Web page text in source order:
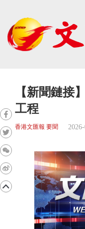
【新聞鏈接
工程
香港文匯報 要聞